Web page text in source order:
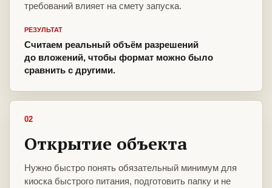
требований влияет на смету запуска.
РЕЗУЛЬТАТ
Считаем реальный объём разрешений
до вложений, чтобы формат можно было
сравнить с другими.
02
Открытие объекта
Нужно быстро понять обязательный минимум для
киоска быстрого питания, подготовить папку и не